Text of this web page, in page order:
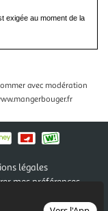
exigée au moment de la
avec modération
légales
mes préférences